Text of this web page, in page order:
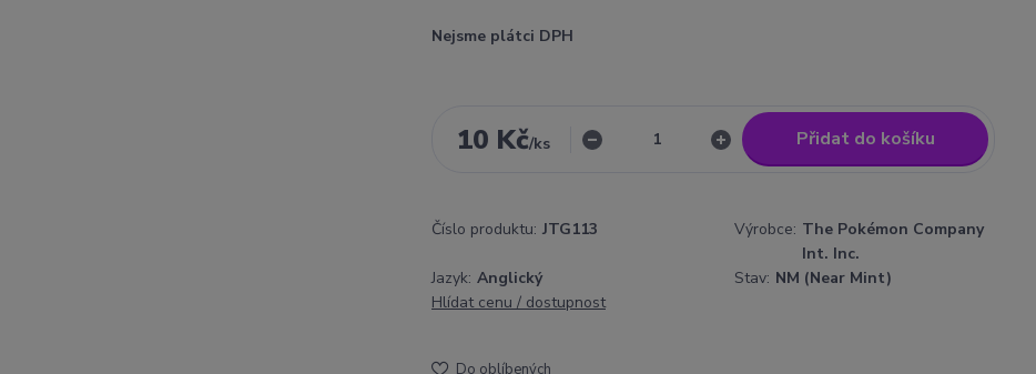
Nejsme plátci DPH
10 Kč/ks Přidat do košíku
Číslo produktu: JTG113 Výrobce: The Pokémon Company
Int. Inc.
Jazyk: Anglický Stav: NM (Near Mint)
Hlídat cenu / dostupnost
Do oblíbených